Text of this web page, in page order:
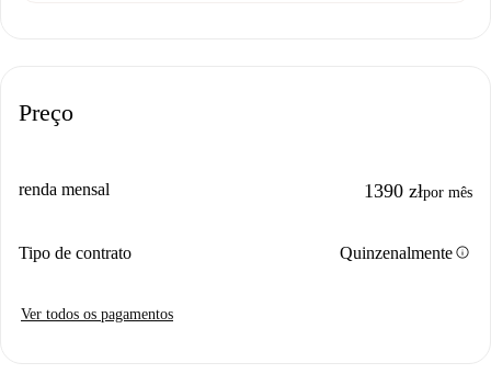
Preço
renda mensal 1390 złpor mês
Tipo de contrato Quinzenalmenteinfo
Ver todos os pagamentos